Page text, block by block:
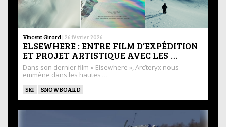
Vincent Girard | 26 février 2026
ELSEWHERE : ENTRE FILM D’EXPÉDITION
ET PROJET ARTISTIQUE AVEC LES …
Dans son dernier film « Elsewhere », Arc’teryx nous
emmène dans les hautes …
SKI SNOWBOARD